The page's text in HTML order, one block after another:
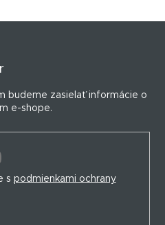
budeme zasielať informácie o
e-shope.
s podmienkami ochrany